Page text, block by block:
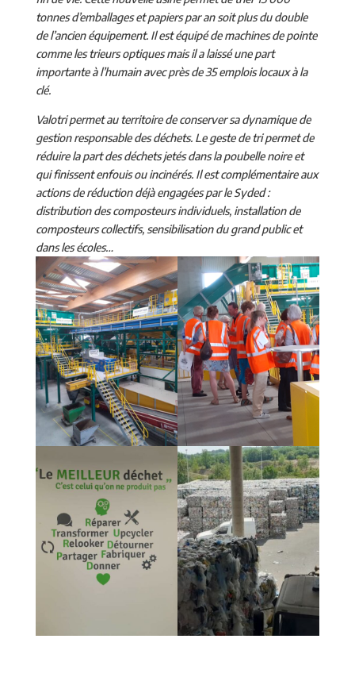
tonnes d’emballages et papiers par an soit plus du double
de l’ancien équipement. Il est équipé de machines de pointe
comme les trieurs optiques mais il a laissé une part
importante à l’humain avec près de 35 emplois locaux à la
clé.
Valotri permet au territoire de conserver sa dynamique de
gestion responsable des déchets. Le geste de tri permet de
réduire la part des déchets jetés dans la poubelle noire et
qui finissent enfouis ou incinérés. Il est complémentaire aux
actions de réduction déjà engagées par le Syded :
distribution des composteurs individuels, installation de
composteurs collectifs, sensibilisation du grand public et
dans les écoles…